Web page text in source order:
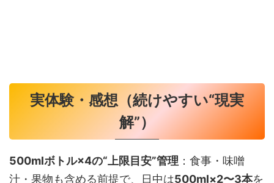
実体験・感想（続けやすい“現実
解”）
500mlボトル×4の“上限目安”管理 ：食事・味噌
汁・果物も含める前提で、日中は500ml×2〜3本を